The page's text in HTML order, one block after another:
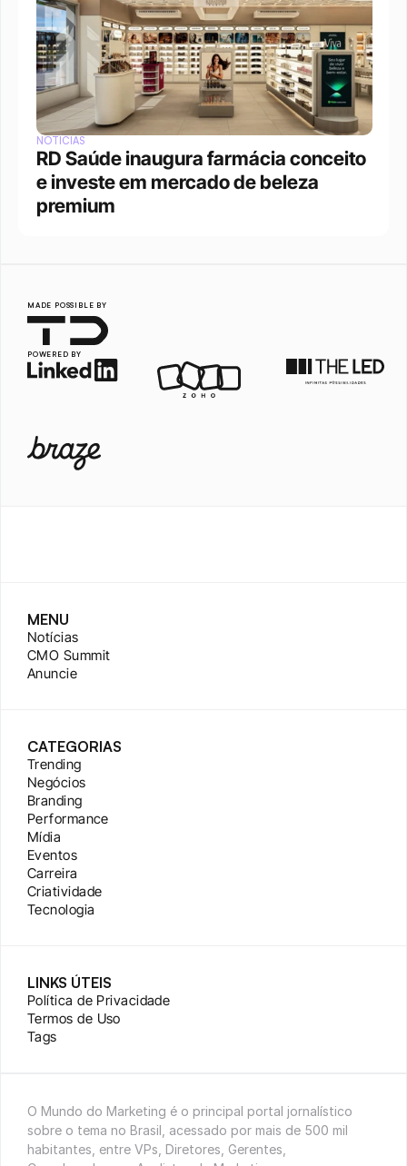
NOTÍCIAS
RD Saúde inaugura farmácia conceito
e investe em mercado de beleza
premium
MADE POSSIBLE BY
POWERED BY
MENU
Notícias
CMO Summit
Anuncie
CATEGORIAS
Trending
Negócios
Branding
Performance
Mídia
Eventos
Carreira
Criatividade
Tecnologia
LINKS ÚTEIS
Política de Privacidade
Termos de Uso
Tags
O Mundo do Marketing é o principal portal jornalístico
sobre o tema no Brasil, acessado por mais de 500 mil
habitantes, entre VPs, Diretores, Gerentes,